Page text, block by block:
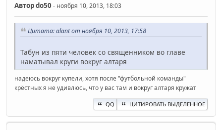
Авторdo50 - ноября 10, 2013, 18:03
Цитата: alant от ноября 10, 2013, 17:58
Табун из пяти человек со священником во главе
наматывал круги вокруг алтаря
надеюсь вокруг купели, хотя после "футбольной команды"
крёстных я не удивлюсь, что у вас там и вокруг алтаря кружат
QQ ЦИТИРОВАТЬ ВЫДЕЛЕННОЕ